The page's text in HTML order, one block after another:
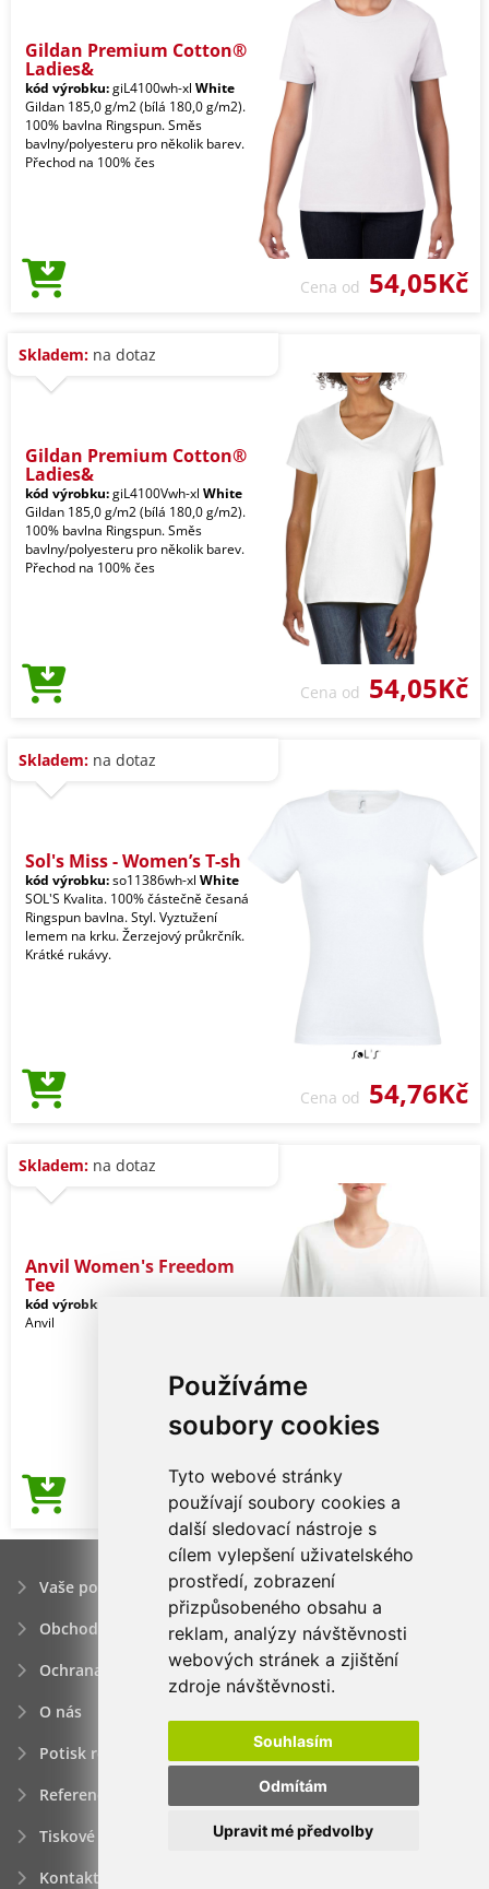
Používáme
soubory cookies
Tyto webové stránky
používají soubory cookies a
další sledovací nástroje s
cílem vylepšení uživatelského
prostředí, zobrazení
přizpůsobeného obsahu a
reklam, analýzy návštěvnosti
webových stránek a zjištění
zdroje návštěvnosti.
Souhlasím
Odmítám
Upravit mé předvolby
Gildan Premium Cotton®
Ladies&
kód výrobku:giL4100wh-xl White
Gildan 185,0 g/m2 (bílá 180,0 g/m2).
100% bavlna Ringspun. Směs
bavlny/polyesteru pro několik barev.
Přechod na 100% čes
Cena od 54,05Kč
Skladem: na dotaz
Gildan Premium Cotton®
Ladies&
kód výrobku:giL4100Vwh-xl White
Gildan 185,0 g/m2 (bílá 180,0 g/m2).
100% bavlna Ringspun. Směs
bavlny/polyesteru pro několik barev.
Přechod na 100% čes
Cena od 54,05Kč
Skladem: na dotaz
Sol's Miss - Women’s T-sh
kód výrobku:so11386wh-xl White
SOL'S Kvalita. 100% částečně česaná
Ringspun bavlna. Styl. Vyztužení
lemem na krku. Žerzejový průkrčník.
Krátké rukávy.
Cena od 54,76Kč
Skladem: na dotaz
Anvil Women's Freedom
Tee
kód výrobku:
Anvil
Cena od57,21Kč
Vaše poptávka
Obchodní podmínky
Ochrana osobních údajú
O nás
Potisk reklamních předmětů
Reference
Tiskové zprávy
Kontakt